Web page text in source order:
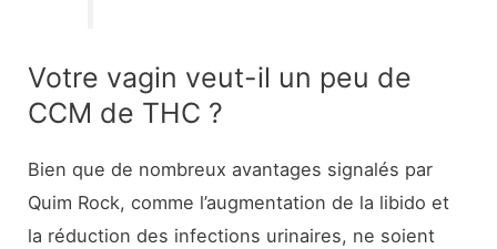
Votre vagin veut-il un peu de
CCM de THC ?
Bien que de nombreux avantages signalés par
Quim Rock, comme l’augmentation de la libido et
la réduction des infections urinaires, ne soient